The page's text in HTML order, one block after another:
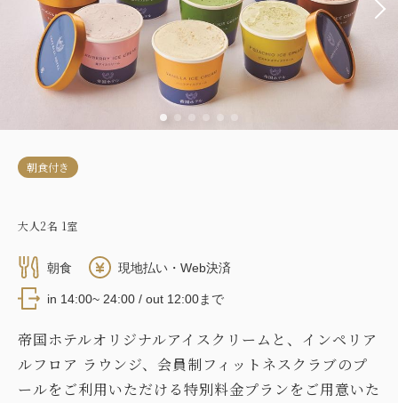
朝食付き
大人2名 1室
朝食 現地払い・Web決済
in 14:00~ 24:00 / out 12:00まで
帝国ホテルオリジナルアイスクリームと、インペリア
ルフロア ラウンジ、会員制フィットネスクラブのプ
ールをご利用いただける特別料金プランをご用意いた